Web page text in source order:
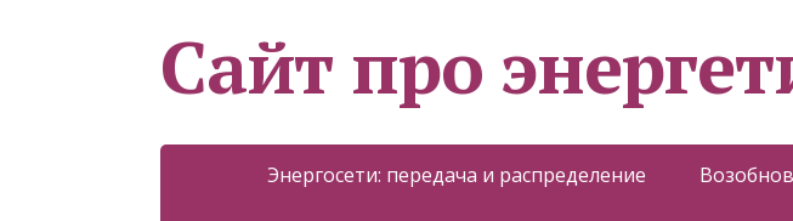
Сайт про
Энергосети: передача и распределение